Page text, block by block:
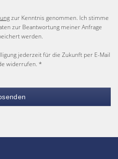
zur Kenntnis genommen. Ich stimme
zur Beantwortung meiner Anfrage
werden.
jederzeit für die Zukunft per E-Mail
widerrufen. *